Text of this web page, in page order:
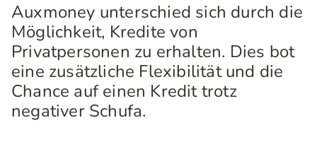
Auxmoney unterschied sich durch die
Möglichkeit, Kredite von
Privatpersonen zu erhalten. Dies bot
eine zusätzliche Flexibilität und die
Chance auf einen Kredit trotz
negativer Schufa.